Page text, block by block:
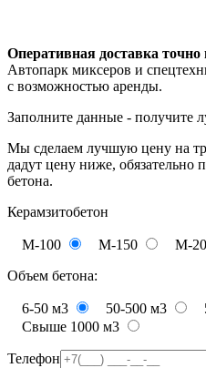
Оперативная доставка точно
Автопарк миксеров и
с возможностью аренды.
Заполните данные - получите
Мы сделаем лучшую цену на
дадут цену ниже, обязательно
бетона.
Керамзитобетон
М-100 М-150 М-
Объем бетона:
6-50 м3 50-500 м3
Свыше 1000 м3
Телефон